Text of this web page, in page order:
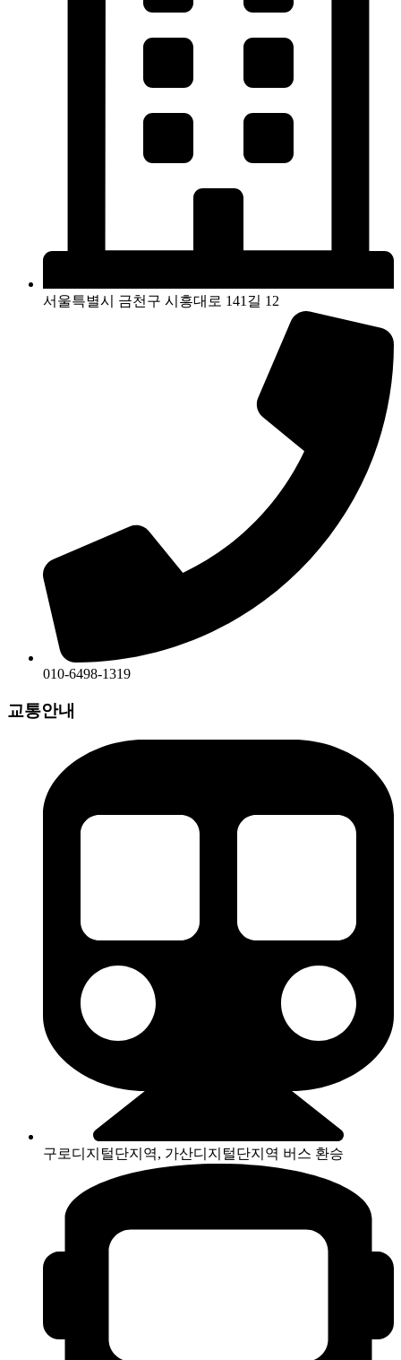
서울특별시 금천구 시흥대로 141길 12
010-6498-1319
교통안내
구로디지털단지역, 가산디지털단지역 버스 환승